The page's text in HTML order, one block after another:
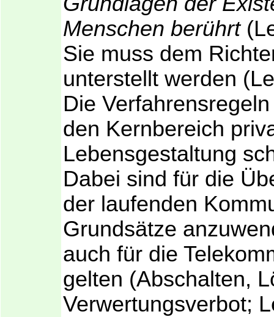
Menschen berührt
Sie muss dem
unterstellt werden
Die
den Kernbereich
Lebensgestaltung
Dabei sind für die
der laufenden
Grundsätze
auch für die
gelten (Abschalten,
Verwertungsverbot;